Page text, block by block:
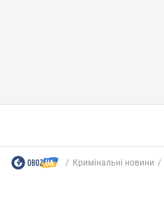
Кримінальні новини